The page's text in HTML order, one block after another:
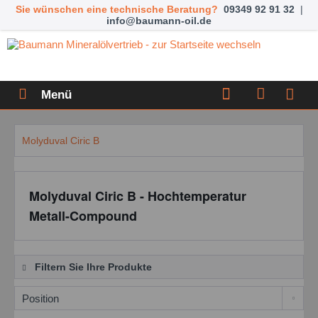
Sie wünschen eine technische Beratung? 09349 92 91 32 |
info@baumann-oil.de
Menü
Molyduval Ciric B
Molyduval Ciric B - Hochtemperatur
Metall-Compound
Filtern Sie Ihre Produkte